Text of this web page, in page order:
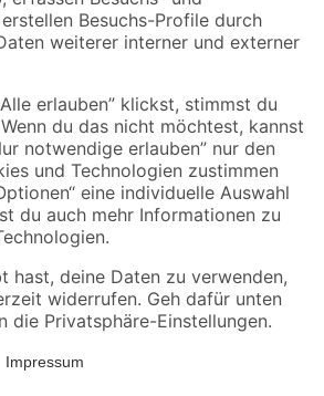
MwSt.. Die dargestellten Angebote sind unter
verfügbar. Die angegebenen Verfügbarkeiten beziehen
reicht.
gilt nicht für Artikel mit Speditionsversand, hier